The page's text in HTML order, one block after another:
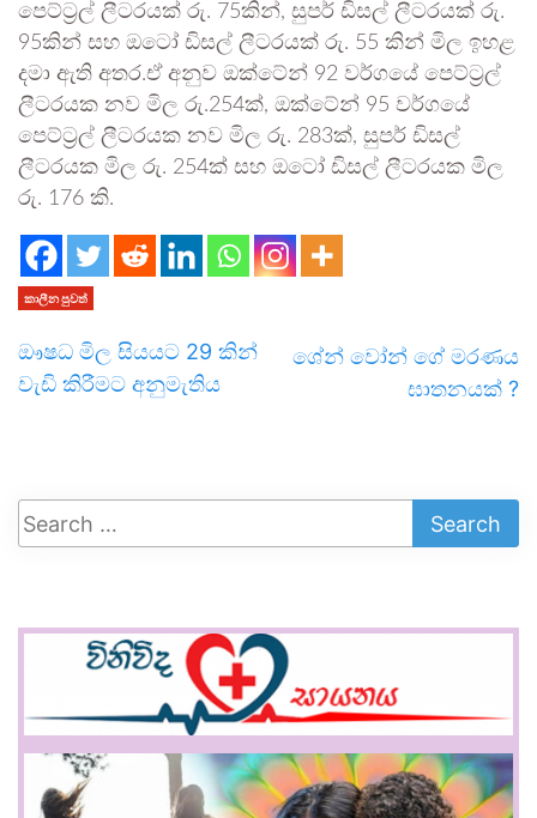
පෙට්ට්‍රල් ලීටරයක් රු. 75කින්, සුපර් ඩිසල් ලීටරයක් රු.
95කින් සහ ඔටෝ ඩිසල් ලීටරයක් රු. 55 කින් මිල ඉහළ
දමා ඇති අතර.ඒ අනුව ඔක්ටේන් 92 වර්ගයේ පෙට්ට්‍රල්
ලීටරයක නව මිල රු.254ක්, ඔක්ටේන් 95 වර්ගයේ
පෙට්ට්‍රල් ලීටරයක නව මිල රු. 283ක්, සුපර් ඩිසල්
ලීටරයක මිල රු. 254ක් සහ ඔටෝ ඩිසල් ලීටරයක මිල
රු. 176 කි.
කාලීන පුවත්
ඖෂධ මිල සියයට 29 කින්
වැඩි කිරීමට අනුමැතිය
ශේන් වෝන් ගේ මරණය
ඝාතනයක් ?